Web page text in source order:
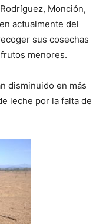
Monción,
actualmente del
sus cosechas
menores.
disminuido en más
leche por la falta de